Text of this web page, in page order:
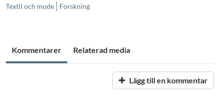
Textil och mode
Forskning
Kommentarer Relaterad media
Lägg till en kommentar